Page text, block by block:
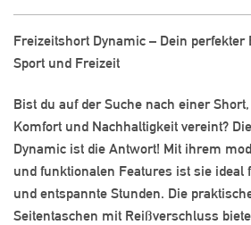
Freizeitshort Dynamic – Dein perfekter
Sport und Freizeit
Bist du auf der Suche nach einer Short,
Komfort und Nachhaltigkeit vereint?
Dynamic ist die Antwort! Mit ihrem
und funktionalen Features ist sie ideal
und entspannte Stunden. Die
Seitentaschen mit Reißverschluss